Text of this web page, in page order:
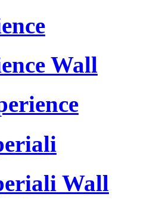
Wall
Wall